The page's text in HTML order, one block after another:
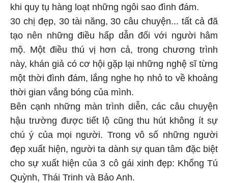
khi quy tụ hàng loạt những ngôi sao đình đám.
30 chị đẹp, 30 tài năng, 30 câu chuyện... tất cả đã
tạo nên những điều hấp dẫn đối với người hâm
mộ. Một điều thú vị hơn cả, trong chương trình
này, khán giả có cơ hội gặp lại những nghệ sĩ từng
một thời đình đám, lắng nghe họ nhỏ to về khoảng
thời gian vắng bóng của mình.
Bên cạnh những màn trình diễn, các câu chuyện
hậu trường được tiết lộ cũng thu hút không ít sự
chú ý của mọi người. Trong vô số những người
đẹp xuất hiện, người ta dành sự quan tâm đặc biệt
cho sự xuất hiện của 3 cô gái xinh đẹp: Khổng Tú
Quỳnh, Thái Trinh và Bảo Anh.